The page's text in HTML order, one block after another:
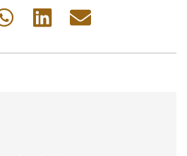
Share
Share
Share